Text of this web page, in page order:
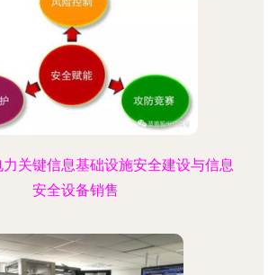
关键信息基础设施安全建设与信息
安全设备销售